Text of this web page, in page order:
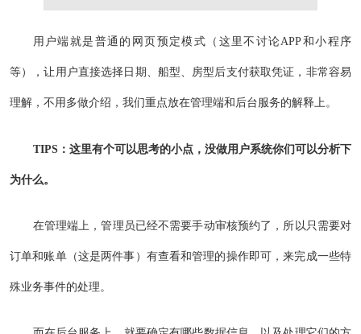
用户端就是普通的网页预定模式（这里不讨论APP和小程序
等），让用户直接选择日期、船型、房型后支付获取凭证，非常容易
理解，不用多做介绍，我们重点放在管理端和后台服务的解释上。
TIPS：这里有个可以思考的小点，没做用户系统你们可以分析下
为什么。
在管理端上，管理员已经不需要手动审核预约了，所以只需要对
订单和账单（这是两件事）有查看和管理的操作即可，来完成一些特
殊业务事件的处理。